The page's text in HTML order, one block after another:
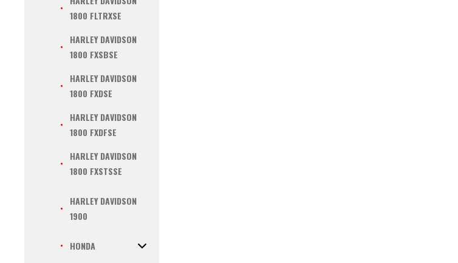
1800 FLTRXSE
HARLEY DAVIDSON
1800 FXSBSE
HARLEY DAVIDSON
1800 FXDSE
HARLEY DAVIDSON
1800 FXDFSE
HARLEY DAVIDSON
1800 FXSTSSE
HARLEY DAVIDSON
1900
HONDA